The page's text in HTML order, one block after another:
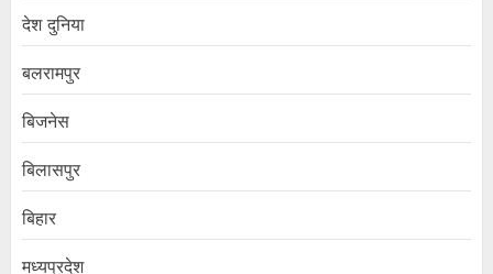
देश दुनिया
बलरामपुर
बिजनेस
बिलासपुर
बिहार
मध्यप्रदेश